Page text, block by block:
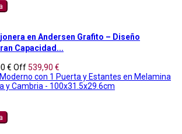
en Andersen Grafito – Diseño
Capacidad...
€ Off539,90 €